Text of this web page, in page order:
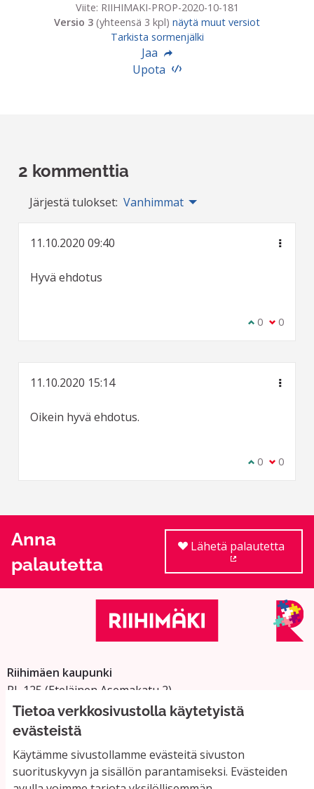
Tietoa verkkosivustolla käytetyistä
evästeistä
Käytämme sivustollamme evästeitä sivuston
suorituskyvyn ja sisällön parantamiseksi. Evästeiden
Viite: RIIHIMAKI-PROP-2020-10-181
Versio 3 (yhteensä 3 kpl) näytä muut versiot
Tarkista sormenjälki
Jaa
Upota
2 kommenttia
Järjestä tulokset: Vanhimmat
11.10.2020 09:40
Hyvä ehdotus
Olen samaa
0 Olen eri
0
11.10.2020 15:14
Oikein hyvä ehdotus.
Olen samaa
0 Olen eri
0
Anna
palautetta
Lähetä palautetta
Riihimäen kaupunki
PL 125 (Eteläinen Asemakatu 2)
11101 Riihimäki
Vaihde: 019 758 4000
Sähköpostiosoitteet:
etunimi.sukunimi@riihimaki.fi